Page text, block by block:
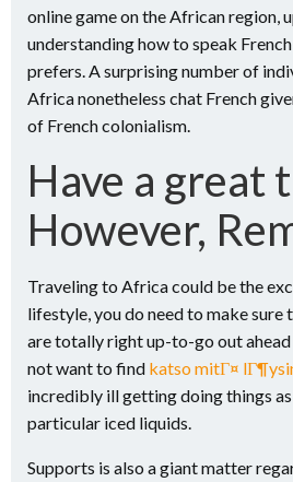
online game on the African region,
understanding how to speak
prefers. A surprising number of
Africa nonetheless chat French
of French colonialism.
Have a great
However,
Traveling to Africa could be the
lifestyle, you do need to make sure
are totally right up-to-go out
not want to find katso mitГ¤
incredibly ill getting doing things
particular iced liquids.
Supports is also a giant matter